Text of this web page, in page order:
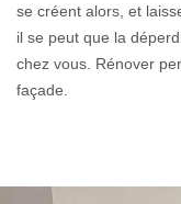
se créent alors, et
il se peut que la
chez vous. Rénover
façade.